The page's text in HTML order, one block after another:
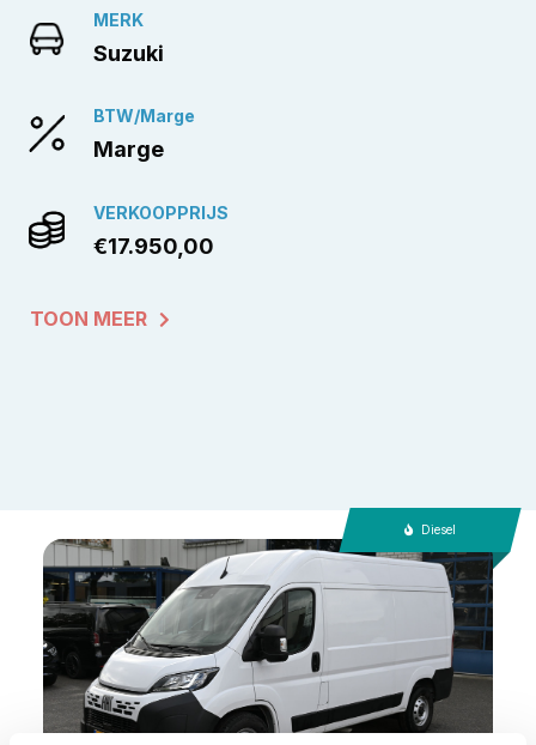
MERK
Suzuki
BTW/Marge
Marge
VERKOOPPRIJS
€17.950,00
TOON MEER
Diesel